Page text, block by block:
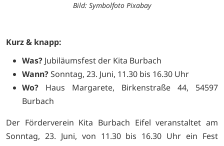
Bild: Symbolfoto Pixabay
Kurz & knapp:
Was? Jubiläumsfest der Kita Burbach
Wann?Sonntag, 23. Juni, 11.30 bis 16.30 Uhr
Wo? Haus Margarete, Birkenstraße 44, 54597
Burbach
Der Förderverein Kita Burbach Eifel veranstaltet am
Sonntag, 23. Juni, von 11.30 bis 16.30 Uhr ein Fest